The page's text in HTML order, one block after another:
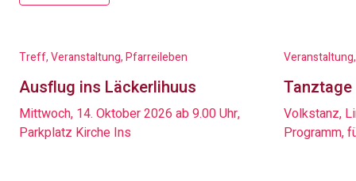
Treff, Veranstaltung, Pfarreileben
Ausflug ins Läckerlihuus
Mittwoch, 14. Oktober 2026 ab 9.00 Uhr,
Parkplatz Kirche Ins
Volkstanz,
Programm,